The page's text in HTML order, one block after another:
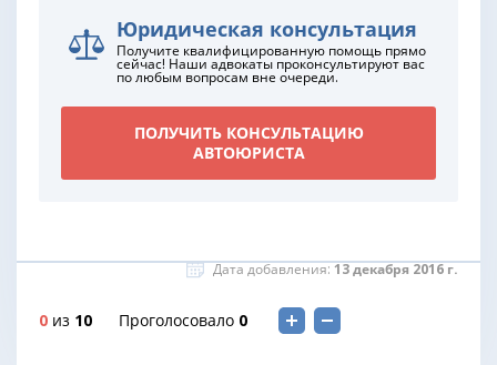
Юридическая консультация
Получите квалифицированную помощь прямо
сейчас! Наши адвокаты проконсультируют вас
по любым вопросам вне очереди.
ПОЛУЧИТЬ КОНСУЛЬТАЦИЮ
АВТОЮРИСТА
Дата добавления:13 декабря 2016 г.
0 из 10 Проголосовало 0